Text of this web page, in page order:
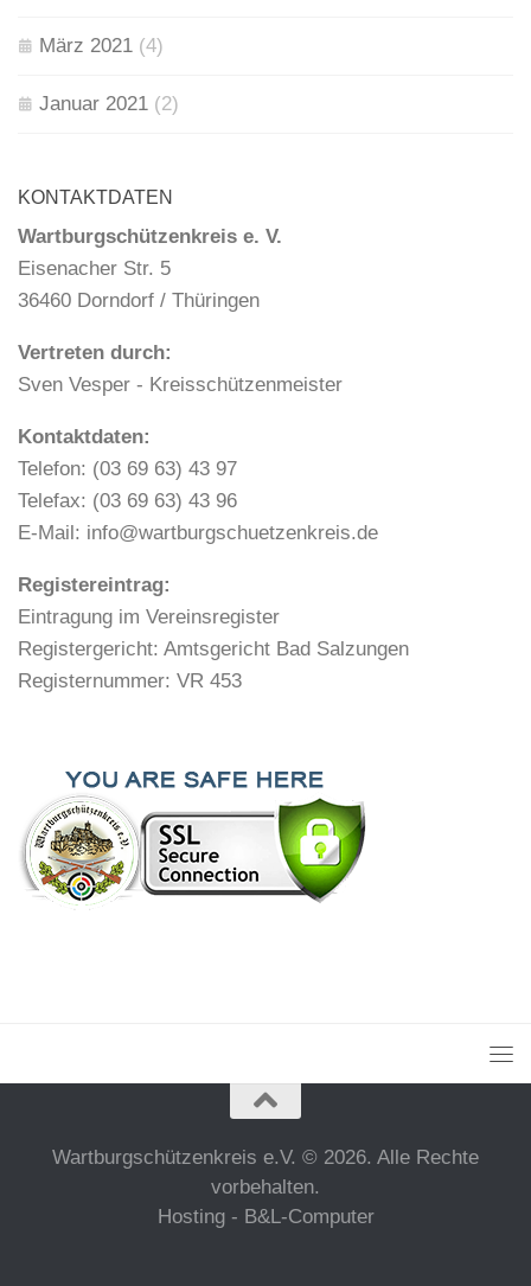
März 2021 (4)
Januar 2021 (2)
KONTAKTDATEN
Wartburgschützenkreis e. V.
Eisenacher Str. 5
36460 Dorndorf / Thüringen
Vertreten durch:
Sven Vesper - Kreisschützenmeister
Kontaktdaten:
Telefon: (03 69 63) 43 97
Telefax: (03 69 63) 43 96
E-Mail: info@wartburgschuetzenkreis.de
Registereintrag:
Eintragung im Vereinsregister
Registergericht: Amtsgericht Bad Salzungen
Registernummer: VR 453
Wartburgschützenkreis e.V. © 2026. Alle Rechte
vorbehalten.
Hosting - B&L-Computer